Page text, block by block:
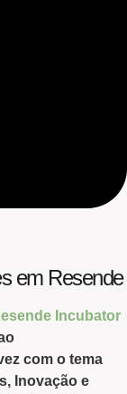
em Resende
Incubator
com o tema
Inovação e